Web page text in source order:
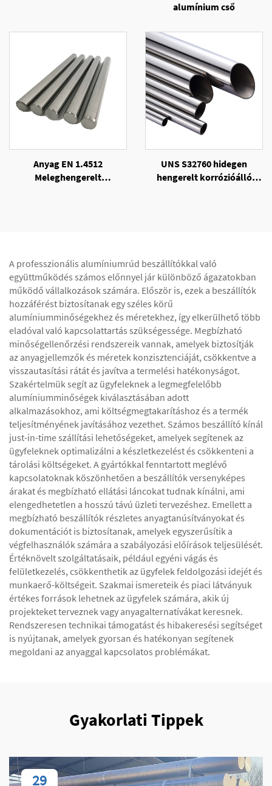
alumínium cső
Anyag EN 1.4512
Meleghengerelt
UNS S32760 hidegen
hengerelt korrózióálló
A professzionális alumíniumrúd beszállítókkal való
együttműködés számos előnnyel jár különböző ágazatokban
működő vállalkozások számára. Először is, ezek a beszállítók
hozzáférést biztosítanak egy széles körű
alumíniumminőségekhez és méretekhez, így elkerülhető több
eladóval való kapcsolattartás szükségessége. Megbízható
minőségellenőrzési rendszereik vannak, amelyek biztosítják
az anyagjellemzők és méretek konzisztenciáját, csökkentve a
visszautasítási rátát és javítva a termelési hatékonyságot.
Szakértelmük segít az ügyfeleknek a legmegfelelőbb
alumíniumminőségek kiválasztásában adott
alkalmazásokhoz, ami költségmegtakarításhoz és a termék
teljesítményének javításához vezethet. Számos beszállító kínál
just-in-time szállítási lehetőségeket, amelyek segítenek az
ügyfeleknek optimalizálni a készletkezelést és csökkenteni a
tárolási költségeket. A gyártókkal fenntartott meglévő
kapcsolatoknak köszönhetően a beszállítók versenyképes
árakat és megbízható ellátási láncokat tudnak kínálni, ami
elengedhetetlen a hosszú távú üzleti tervezéshez. Emellett a
megbízható beszállítók részletes anyagtanúsítványokat és
dokumentációt is biztosítanak, amelyek egyszerűsítik a
végfelhasználók számára a szabályozási előírások teljesülését.
Értéknövelt szolgáltatásaik, például egyéni vágás és
felületkezelés, csökkenthetik az ügyfelek feldolgozási idejét és
munkaerő-költségeit. Szakmai ismereteik és piaci látványuk
értékes források lehetnek az ügyfelek számára, akik új
projekteket terveznek vagy anyagalternatívákat keresnek.
Rendszeresen technikai támogatást és hibakeresési segítséget
is nyújtanak, amelyek gyorsan és hatékonyan segítenek
megoldani az anyaggal kapcsolatos problémákat.
Gyakorlati Tippek
29